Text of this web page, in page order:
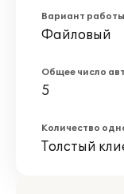
Вариант работы
Файловый
Общее число
5
Количество
Толстый